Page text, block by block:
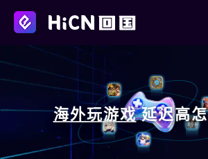
海外玩游戏 延迟高怎